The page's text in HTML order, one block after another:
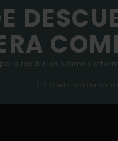
recibir las ultimas
(*) Oferta valida